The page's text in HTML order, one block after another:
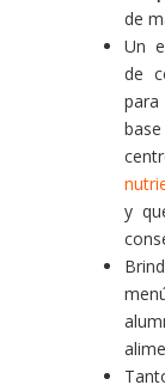
de
Un
de
y